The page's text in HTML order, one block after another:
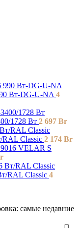
Вт-DG-U-NA 4
1728 Вт 2 697 Br
RAL Classic 2 174 Br
VELAR S
RAL Classic 4
самые недавние